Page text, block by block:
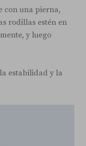
con una pierna,
rodillas estén en
y luego
estabilidad y la